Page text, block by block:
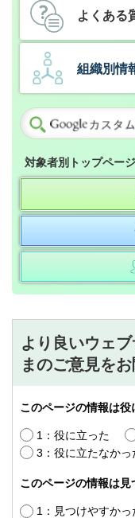
よくある
組織別情
対象者別トップペー
より良いウェ
まのご意見を
このページの情報は役
1：役に立った
3：役に立たなかっ
このページの情報は見
1：見つけやすかっ